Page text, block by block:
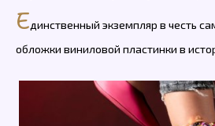
Единственный экземпляр в честь
обложки виниловой пластинки в